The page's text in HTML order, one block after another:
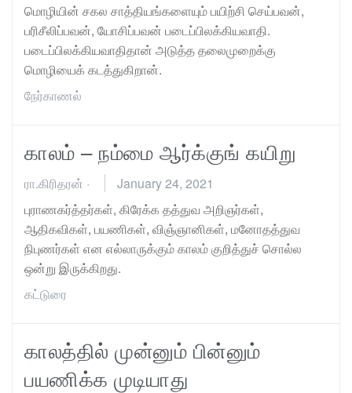
மொழியின் சகல சாத்தியங்களையும் பயிற்சி செய்பவன்,
பரிசீலிப்பவன், யோசிப்பவன் படைப்பிலக்கியவாதி.
படைப்பிலக்கியவாதிதான் அடுத்த தலைமுறைக்கு
மொழியைக் கடத்துகிறான்.
நேர்காணல்
காலம் – நம்மை ஆர்க்குங் கயிறு
ரா.கிரிதரன் ·
January 24, 2021
புராணகர்த்தர்கள், கிரேக்க தத்துவ அறிஞர்கள்,
ஆதிகவிகள், பயணிகள், விஞ்ஞானிகள், மனோதத்துவ
நிபுணர்கள் என எல்லாருக்கும் காலம் குறித்துச் சொல்ல
ஒன்று இருக்கிறது.
கட்டுரை
காலத்தில் முன்னும் பின்னும்
பயணிக்க முடியாது